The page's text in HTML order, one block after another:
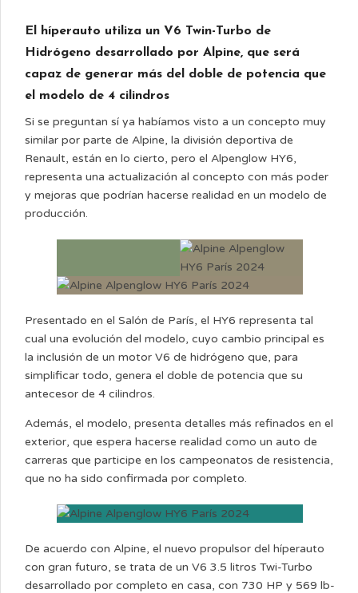
El híperauto utiliza un V6 Twin-Turbo de
Hidrógeno desarrollado por Alpine, que será
capaz de generar más del doble de potencia que
el modelo de 4 cilindros
Si se preguntan sí ya habíamos visto a un concepto muy
similar por parte de Alpine, la división deportiva de
Renault, están en lo cierto, pero el Alpenglow HY6,
representa una actualización al concepto con más poder
y mejoras que podrían hacerse realidad en un modelo de
producción.
Presentado en el Salón de París, el HY6 representa tal
cual una evolución del modelo, cuyo cambio principal es
la inclusión de un motor V6 de hidrógeno que, para
simplificar todo, genera el doble de potencia que su
antecesor de 4 cilindros.
Además, el modelo, presenta detalles más refinados en el
exterior, que espera hacerse realidad como un auto de
carreras que participe en los campeonatos de resistencia,
que no ha sido confirmada por completo.
De acuerdo con Alpine, el nuevo propulsor del híperauto
con gran futuro, se trata de un V6 3.5 litros Twi-Turbo
desarrollado por completo en casa, con 730 HP y 569 lb-